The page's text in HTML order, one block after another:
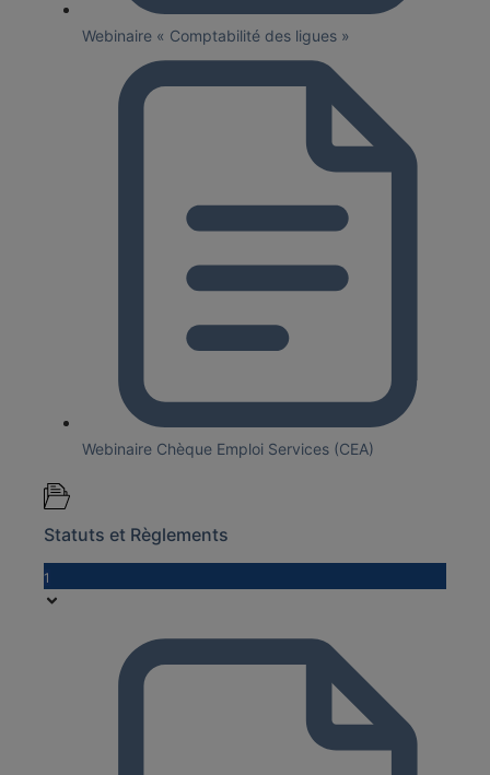
Webinaire « Comptabilité des ligues »
Webinaire Chèque Emploi Services (CEA)
Statuts et Règlements
1